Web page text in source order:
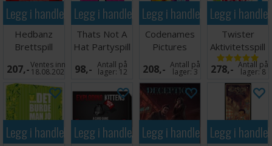
Legg i handlekurven
Hedbanz
Brettspill
207,-Ventes inn
18.08.2026
Legg i handlekurven
Thats Not A
Hat Partyspill
98,- Antall på
lager: 12
Legg i handlekurven
Codenames
Pictures
Ordspill
208,- Antall på
lager:3
Legg i
Twister
Aktivitetsspill
Brettspill
278,- Antall på
lager:8
Legg i handlekurvenLegg i handlekurvenLegg i handlekurven
Legg i